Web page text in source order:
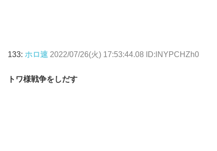
133: ホロ速 2022/07/26(火) 17:53:44.08 ID:lNYPCHZh0
トワ様戦争をしだす